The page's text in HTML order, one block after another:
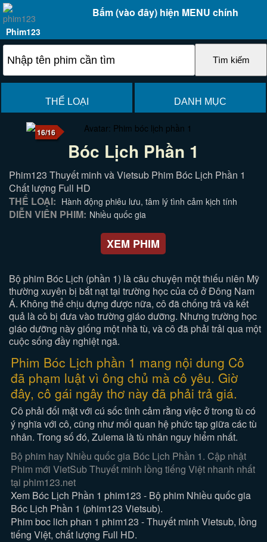
Bấm (vào đây) hiện MENU chính
Phim123
THỂ LOẠI DANH MỤC
16/16
Bóc Lịch Phần 1
Phim123 Thuyết minh và Vietsub Phim Bóc Lịch Phần 1
Chất lượng Full HD
THỂ LOẠI: Hành động phiêu lưu, tâm lý tình cảm kịch tính
DIỄN VIÊN PHIM: Nhiều quốc gia
XEM PHIM
Bộ phim Bóc Lịch (phần 1) là câu chuyện một thiếu niên Mỹ
thường xuyên bị bắt nạt tại trường học của cô ở Đông Nam
Á. Không thể chịu đựng được nữa, cô đã chống trả và kết
quả là cô bị đưa vào trường giáo dưỡng. Nhưng trường học
giáo dưỡng này giống một nhà tù, và cô đã phải trải qua một
cuộc sống đầy nghiệt ngã.
Phim Bóc Lịch phần 1 mang nội dung Cô
đã phạm luật vì ông chủ mà cô yêu. Giờ
đây, cô gái ngây thơ này đã phải trả giá.
Cô phải đối mặt với cú sốc tình cảm rằng việc ở trong tù có
ý nghĩa với cô, cũng như mối quan hệ phức tạp giữa các tù
nhân. Trong số đó, Zulema là tù nhân nguy hiểm nhất.
Bộ phim hay Nhiều quốc gia Bóc Lịch Phần 1. Cập nhật
Phim mới VietSub Thuyết minh lồng tiếng Việt nhanh nhất
tại phim123.net
Xem Bóc Lịch Phần 1 phim123 - Bộ phim Nhiều quốc gia
Bóc Lịch Phần 1 (phim123 Vietsub).
Phim boc lich phan 1 phim123 - Thuyết minh Vietsub, lồng
tiếng Việt, chất lượng Full HD.